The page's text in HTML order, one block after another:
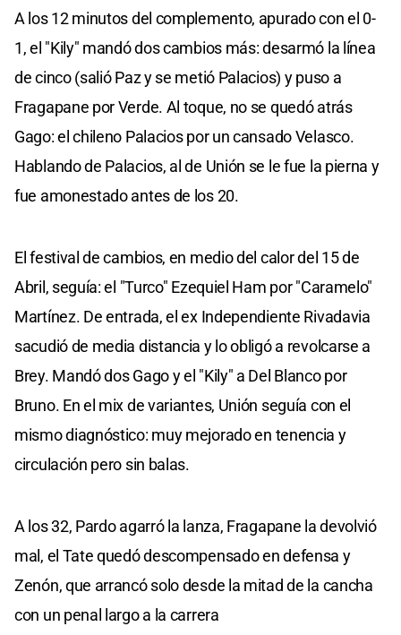
A los 12 minutos del complemento, apurado con el 0-
1, el "Kily" mandó dos cambios más: desarmó la línea
de cinco (salió Paz y se metió Palacios) y puso a
Fragapane por Verde. Al toque, no se quedó atrás
Gago: el chileno Palacios por un cansado Velasco.
Hablando de Palacios, al de Unión se le fue la pierna y
fue amonestado antes de los 20.
El festival de cambios, en medio del calor del 15 de
Abril, seguía: el "Turco" Ezequiel Ham por "Caramelo"
Martínez. De entrada, el ex Independiente Rivadavia
sacudió de media distancia y lo obligó a revolcarse a
Brey. Mandó dos Gago y el "Kily" a Del Blanco por
Bruno. En el mix de variantes, Unión seguía con el
mismo diagnóstico: muy mejorado en tenencia y
circulación pero sin balas.
A los 32, Pardo agarró la lanza, Fragapane la devolvió
mal, el Tate quedó descompensado en defensa y
Zenón, que arrancó solo desde la mitad de la cancha
con un penal largo a la carrera